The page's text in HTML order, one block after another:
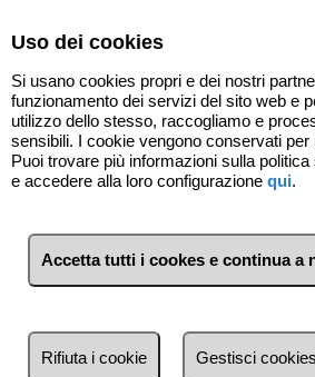
4 Immobili
Più recente
Uso dei cookies
Si usano cookies propri e dei nostri
funzionamento dei servizi del sito web e
utilizzo dello stesso, raccogliamo e
sensibili. I cookie vengono conservati per
Puoi trovare più informazioni sulla
e accedere alla loro configurazione qui.
Accetta tutti i cookes e continua a
Rifiuta i cookie Gestisci cookies